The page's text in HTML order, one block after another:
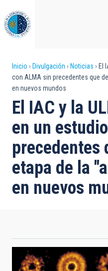
al
contenido
principal
Sobrescribir
enlaces
de
ayuda
a
la
navegación
Inicio Divulgación Noticias
El
con ALMA sin precedentes que
en nuevos mundos
El IAC y la
en un
precedentes
etapa de la
en nuevos